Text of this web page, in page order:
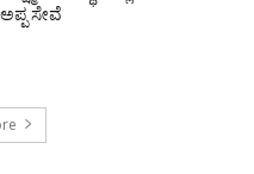
ಸೇವೆ